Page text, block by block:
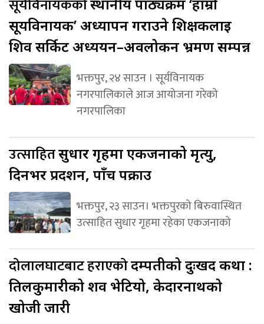
सूर्यविनायकको
सूर्यविनायक’ अध्यापन गराउने शिक्षकलाई
शिव सर्किट अध्ययन–अवलोकन भ्रमण सम्पन्न
भक्तपुर, २४ साउन । सूर्यविनायक
नगरपालिकाले आज आयोजना गरेको
नगरपालिका
उत्साहितसुधार गृहमा एकजनाको मृत्यु,
दिनभर प्रर्दशन, पाँच पक्राउ
भक्तपुर, २३ साउन। भक्तपुरको बिरुवास्थित
उत्साहित सुधार गृहमा रहेका एकजनाको
दोलालघाटबाट हराएकोदम्पतीको दुःखद कथा :
तिलकुमारीको शव भेटियो, केदारनाथको
खोजी जारी